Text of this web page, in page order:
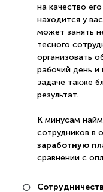
на качество
находится у
может занять
тесного
организовать
рабочий день и
задаче также
результат.
К минусам
сотрудников в
заработную
сравнении с